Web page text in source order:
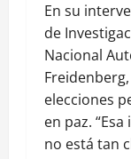
En su
de
Nacional
elecciones
en paz.
no está tan